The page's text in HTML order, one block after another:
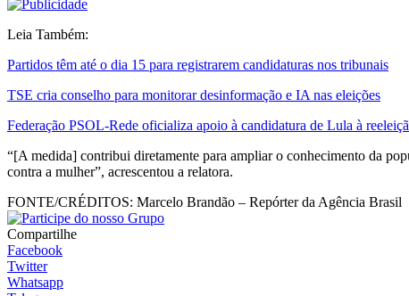
Leia Também:
Partidos têm até o dia 15 para registrarem candidaturas nos tribunais
TSE cria conselho para monitorar desinformação e IA nas eleições
Federação PSOL-Rede oficializa apoio à candidatura de Lula à
“[A medida] contribui diretamente para ampliar o conhecimento da
contra a mulher”, acrescentou a relatora.
FONTE/CRÉDITOS: Marcelo Brandão – Repórter da Agência Brasil
Compartilhe
Facebook
Twitter
Whatsapp